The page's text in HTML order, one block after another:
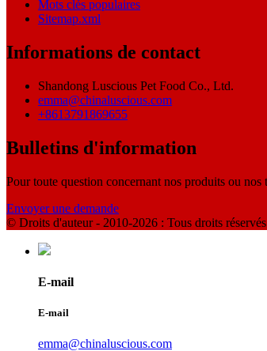
Mots clés populaires
Sitemap.xml
Informations de contact
Shandong Luscious Pet Food Co., Ltd.
emma@chinaluscious.com
+8613791869655
Bulletins d'information
Pour toute question concernant nos produits ou
Envoyer une demande
© Droits d'auteur - 2010-2026 : Tous droits
E-mail
E-mail
emma@chinaluscious.com